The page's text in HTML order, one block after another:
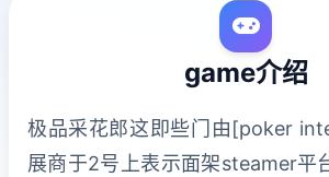
game介绍
极品采花郎这即些门由[poker
展商于2号上表示面架steamer平